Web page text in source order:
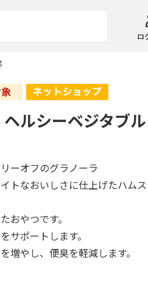
ロ
ルシーベジタブ
ーオフのグラノーラ
トなおいしさに仕上げたハム
おやつです。
サポートします。
増やし、便臭を軽減します。